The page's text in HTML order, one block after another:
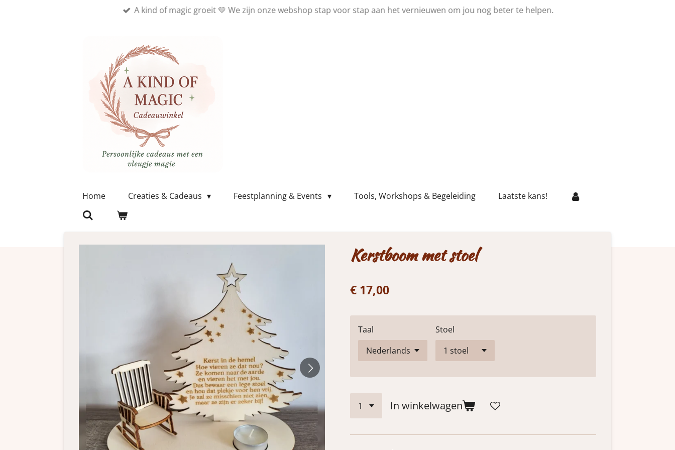
A kind of magic groeit 💛 We zijn onze webshop stap voor stap aan het vernieuwen om jou nog beter te helpen.
Home Creaties & Cadeaus Feestplanning & Events Tools, Workshops & Begeleiding Laatste kans!
Kerstboom met stoel
€ 17,00
Taal Stoel
In winkelwagen